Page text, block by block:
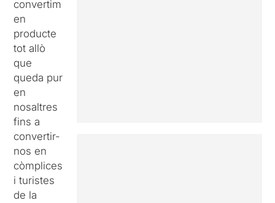
convertim
en
producte
tot allò
que
queda pur
en
nosaltres
fins a
convertir-
nos en
còmplices
i turistes
de la